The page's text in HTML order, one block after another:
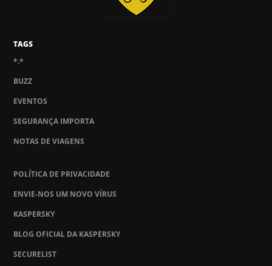
TAGS
*.*
BUZZ
EVENTOS
SEGURANÇA IMPORTA
NOTAS DE VIAGENS
POLÍTICA DE PRIVACIDADE
ENVIE-NOS UM NOVO VÍRUS
KASPERSKY
BLOG OFICIAL DA KASPERSKY
SECURELIST